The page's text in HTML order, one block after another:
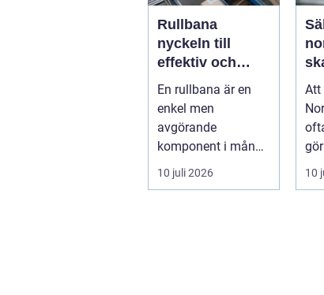
Rullbana
nyckeln till
effektiv och
säker hantering
av gods
En rullbana är en
enkel men
avgörande
komponent i många
moderna
verksamheter. Den
10 juli 2026
Att
ä...
10